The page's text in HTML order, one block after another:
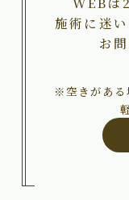
施術に迷
お
※空きがある